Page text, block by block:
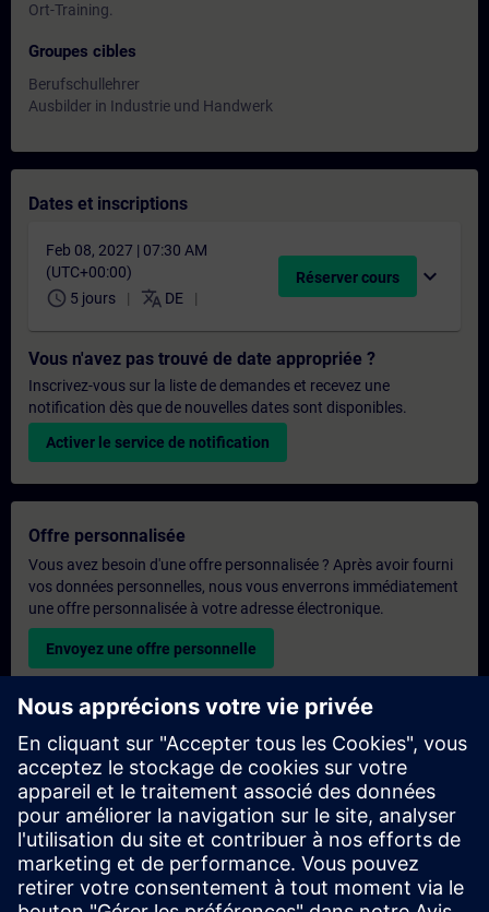
Ort-Training.
Groupes cibles
Berufschullehrer
Ausbilder in Industrie und Handwerk
Dates et inscriptions
Feb 08, 2027 | 07:30 AM
(UTC+00:00)
schedule 5 jours translate DE
Réserver cours expand_more
Vous n'avez pas trouvé de date appropriée ?
Inscrivez-vous sur la liste de demandes et recevez une
notification dès que de nouvelles dates sont disponibles.
Activer le service de notification
Offre personnalisée
Vous avez besoin d'une offre personnalisée ? Après avoir fourni
vos données personnelles, nous vous enverrons immédiatement
une offre personnalisée à votre adresse électronique.
Envoyez une offre personnelle
Demande de formation exclusive
Veuillez remplir le formulaire ci-dessous si vous souhaitez
obtenir un devis pour une formation exclusive, que ce soit sur
site, en ligne ou dans notre centre de formation SITRAIN. Ce
type de demande convient aux groupes plus importants (6
personnes ou plus). Après avoir fourni vos coordonnées et vos
besoins en matière de formation, vous recevrez un devis de
notre part.